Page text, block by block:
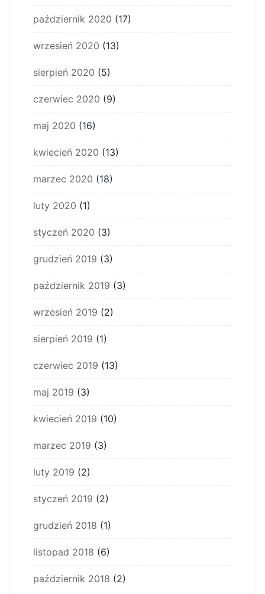
październik 2020 (17)
wrzesień 2020 (13)
sierpień 2020 (5)
czerwiec 2020 (9)
maj 2020 (16)
kwiecień 2020 (13)
marzec 2020 (18)
luty 2020 (1)
styczeń 2020 (3)
grudzień 2019 (3)
październik 2019 (3)
wrzesień 2019 (2)
sierpień 2019 (1)
czerwiec 2019 (13)
maj 2019 (3)
kwiecień 2019 (10)
marzec 2019 (3)
luty 2019 (2)
styczeń 2019 (2)
grudzień 2018 (1)
listopad 2018 (6)
październik 2018 (2)